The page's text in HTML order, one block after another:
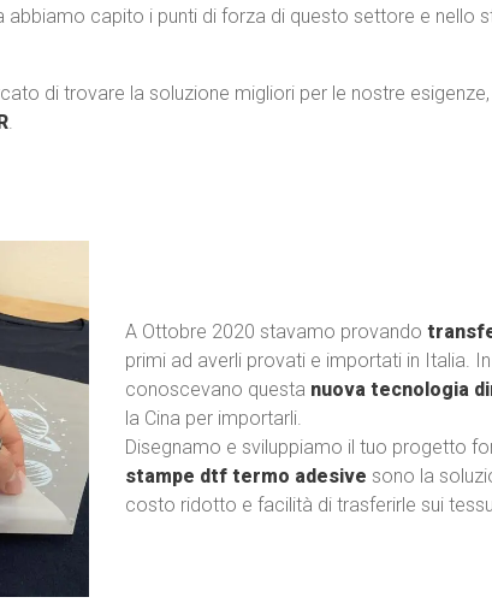
abbiamo capito i punti di forza di questo settore e nello
di trovare la soluzione migliori per le nostre
.
A Ottobre 2020 stavamo provando
primi ad averli provati e importati in Italia.
conoscevano questa nuova tecnologia
la Cina per importarli.
Disegnamo e sviluppiamo il tuo progetto
stampe dtf termo adesive sono la
costo ridotto e facilità di trasferirle sui